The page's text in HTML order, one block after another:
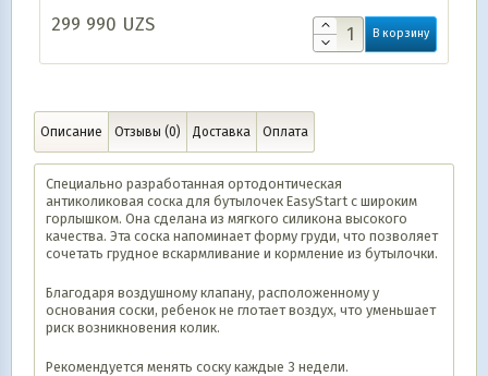
299 990 UZS В корзину
Описание Отзывы (0) Доставка Оплата
Специально разработанная ортодонтическая
антиколиковая соска для бутылочек EasyStart с широким
горлышком. Она сделана из мягкого силикона высокого
качества. Эта соска напоминает форму груди, что позволяет
сочетать грудное вскармливание и кормление из бутылочки.
Благодаря воздушному клапану, расположенному у
основания соски, ребенок не глотает воздух, что уменьшает
риск возникновения колик.
Рекомендуется менять соску каждые 3 недели.